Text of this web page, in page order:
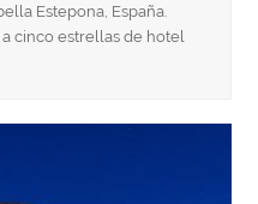
Estepona, España.
cinco estrellas de hotel